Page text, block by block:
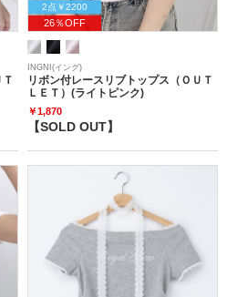
2点￥2200
26％OFF
INGNI(イング)
リボン付レースリブトップス（ＯＵＴ
ＬＥＴ）(ライトピンク)
￥1,870
【SOLD OUT】